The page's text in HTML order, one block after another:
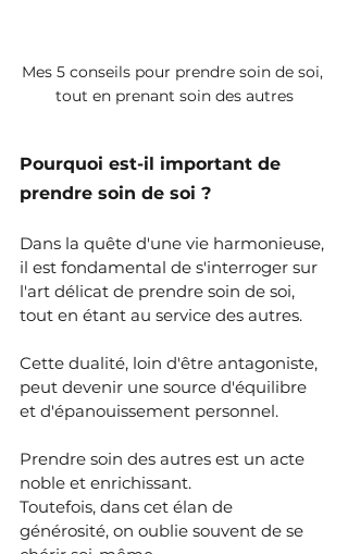
Mes 5 conseils pour prendre soin de soi,
tout en prenant soin des autres
Pourquoi est-il important de
prendre soin de soi ?
Dans la quête d'une vie harmonieuse,
il est fondamental de s'interroger sur
l'art délicat de prendre soin de soi,
tout en étant au service des autres.
Cette dualité, loin d'être antagoniste,
peut devenir une source d'équilibre
et d'épanouissement personnel.
Prendre soin des autres est un acte
noble et enrichissant.
Toutefois, dans cet élan de
générosité, on oublie souvent de se